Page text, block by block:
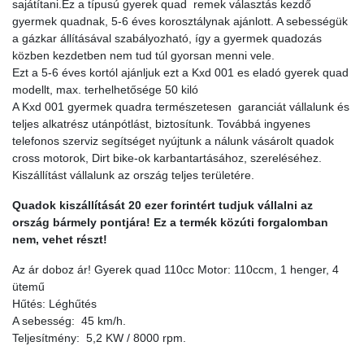
sajátítani.Ez a típusú gyerek quad remek választás kezdő
gyermek quadnak, 5-6 éves korosztálynak ajánlott. A sebességük
a gázkar állításával szabályozható, így a gyermek quadozás
közben kezdetben nem tud túl gyorsan menni vele.
Ezt a 5-6 éves kortól ajánljuk ezt a Kxd 001 es eladó gyerek quad
modellt, max. terhelhetősége 50 kiló
A Kxd 001 gyermek quadra természetesen garanciát vállalunk és
teljes alkatrész utánpótlást, biztosítunk. Továbbá ingyenes
telefonos szerviz segítséget nyújtunk a nálunk vásárolt quadok
cross motorok, Dirt bike-ok karbantartásához, szereléséhez.
Kiszállítást vállalunk az ország teljes területére.
Quadok kiszállítását 20 ezer forintért tudjuk vállalni az
ország bármely pontjára! Ez a termék közúti forgalomban
nem, vehet részt!
Az ár doboz ár! Gyerek quad 110cc Motor: 110ccm, 1 henger, 4
ütemű
Hűtés: Léghűtés
A sebesség: 45 km/h.
Teljesítmény: 5,2 KW / 8000 rpm.